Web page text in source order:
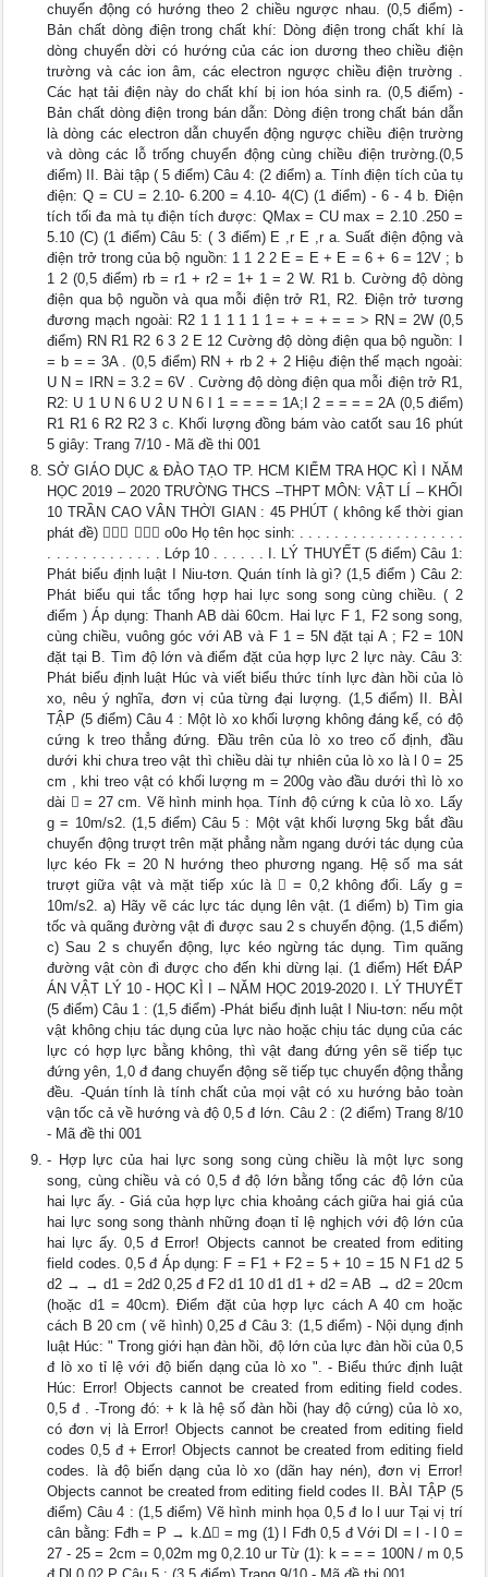
chuyển động có hướng theo 2 chiều ngược nhau. (0,5 điểm) -
Bản chất dòng điện trong chất khí: Dòng điện trong chất khí là
dòng chuyển dời có hướng của các ion dương theo chiều điện
trường và các ion âm, các electron ngược chiều điện trường .
Các hạt tải điện này do chất khí bị ion hóa sinh ra. (0,5 điểm) -
Bản chất dòng điện trong bán dẫn: Dòng điện trong chất bán dẫn
là dòng các electron dẫn chuyển động ngược chiều điện trường
và dòng các lỗ trống chuyển động cùng chiều điện trường.(0,5
điểm) II. Bài tập ( 5 điểm) Câu 4: (2 điểm) a. Tính điện tích của tụ
điện: Q = CU = 2.10- 6.200 = 4.10- 4(C) (1 điểm) - 6 - 4 b. Điện
tích tối đa mà tụ điện tích được: QMax = CU max = 2.10 .250 =
5.10 (C) (1 điểm) Câu 5: ( 3 điểm) E ,r E ,r a. Suất điện động và
điện trở trong của bộ nguồn: 1 1 2 2 E = E + E = 6 + 6 = 12V ; b
1 2 (0,5 điểm) rb = r1 + r2 = 1+ 1 = 2 W. R1 b. Cường độ dòng
điện qua bộ nguồn và qua mỗi điện trở R1, R2. Điện trở tương
đương mạch ngoài: R2 1 1 1 1 1 1 = + = + = = > RN = 2W (0,5
điểm) RN R1 R2 6 3 2 E 12 Cường độ dòng điện qua bộ nguồn: I
= b = = 3A . (0,5 điểm) RN + rb 2 + 2 Hiệu điện thế mạch ngoài:
U N = IRN = 3.2 = 6V . Cường độ dòng điện qua mỗi điện trở R1,
R2: U 1 U N 6 U 2 U N 6 I 1 = = = = 1A;I 2 = = = = 2A (0,5 điểm)
R1 R1 6 R2 R2 3 c. Khối lượng đồng bám vào catốt sau 16 phút
5 giây: Trang 7/10 - Mã đề thi 001
SỞ GIÁO DỤC & ĐÀO TẠO TP. HCM KIỂM TRA HỌC KÌ I NĂM
HỌC 2019 – 2020 TRƯỜNG THCS –THPT MÔN: VẬT LÍ – KHỐI
10 TRẦN CAO VÂN THỜI GIAN : 45 PHÚT ( không kể thời gian
phát đề)   o0o Họ tên học sinh: . . . . . . . . . . . . . . . . . . .
. . . . . . . . . . . . . Lớp 10 . . . . . . I. LÝ THUYẾT (5 điểm) Câu 1:
Phát biểu định luật I Niu-tơn. Quán tính là gì? (1,5 điểm ) Câu 2:
Phát biểu qui tắc tổng hợp hai lực song song cùng chiều. ( 2
điểm ) Áp dụng: Thanh AB dài 60cm. Hai lực F 1, F2 song song,
cùng chiều, vuông góc với AB và F 1 = 5N đặt tại A ; F2 = 10N
đặt tại B. Tìm độ lớn và điểm đặt của hợp lực 2 lực này. Câu 3:
Phát biểu định luật Húc và viết biểu thức tính lực đàn hồi của lò
xo, nêu ý nghĩa, đơn vị của từng đại lượng. (1,5 điểm) II. BÀI
TẬP (5 điểm) Câu 4 : Một lò xo khối lượng không đáng kể, có độ
cứng k treo thẳng đứng. Đầu trên của lò xo treo cố định, đầu
dưới khi chưa treo vật thì chiều dài tự nhiên của lò xo là l 0 = 25
cm , khi treo vật có khối lượng m = 200g vào đầu dưới thì lò xo
dài  = 27 cm. Vẽ hình minh họa. Tính độ cứng k của lò xo. Lấy
g = 10m/s2. (1,5 điểm) Câu 5 : Một vật khối lượng 5kg bắt đầu
chuyển động trượt trên mặt phẳng nằm ngang dưới tác dụng của
lực kéo Fk = 20 N hướng theo phương ngang. Hệ số ma sát
trượt giữa vật và mặt tiếp xúc là  = 0,2 không đổi. Lấy g =
10m/s2. a) Hãy vẽ các lực tác dụng lên vật. (1 điểm) b) Tìm gia
tốc và quãng đường vật đi được sau 2 s chuyển động. (1,5 điểm)
c) Sau 2 s chuyển động, lực kéo ngừng tác dụng. Tìm quãng
đường vật còn đi được cho đến khi dừng lại. (1 điểm) Hết ĐÁP
ÁN VẬT LÝ 10 - HỌC KÌ I – NĂM HỌC 2019-2020 I. LÝ THUYẾT
(5 điểm) Câu 1 : (1,5 điểm) -Phát biểu định luật I Niu-tơn: nếu một
vật không chịu tác dụng của lực nào hoặc chịu tác dụng của các
lực có hợp lực bằng không, thì vật đang đứng yên sẽ tiếp tục
đứng yên, 1,0 đ đang chuyển động sẽ tiếp tục chuyển động thẳng
đều. -Quán tính là tính chất của mọi vật có xu hướng bảo toàn
vận tốc cả về hướng và độ 0,5 đ lớn. Câu 2 : (2 điểm) Trang 8/10
- Mã đề thi 001
- Hợp lực của hai lực song song cùng chiều là một lực song
song, cùng chiều và có 0,5 đ độ lớn bằng tổng các độ lớn của
hai lực ấy. - Giá của hợp lực chia khoảng cách giữa hai giá của
hai lực song song thành những đoạn tỉ lệ nghịch với độ lớn của
hai lực ấy. 0,5 đ Error! Objects cannot be created from editing
field codes. 0,5 đ Áp dụng: F = F1 + F2 = 5 + 10 = 15 N F1 d2 5
d2 → → d1 = 2d2 0,25 đ F2 d1 10 d1 d1 + d2 = AB → d2 = 20cm
(hoặc d1 = 40cm). Điểm đặt của hợp lực cách A 40 cm hoặc
cách B 20 cm ( vẽ hình) 0,25 đ Câu 3: (1,5 điểm) - Nội dụng định
luật Húc: " Trong giới hạn đàn hồi, độ lớn của lực đàn hồi của 0,5
đ lò xo tỉ lệ với độ biến dạng của lò xo ". - Biểu thức định luật
Húc: Error! Objects cannot be created from editing field codes.
0,5 đ . -Trong đó: + k là hệ số đàn hồi (hay độ cứng) của lò xo,
có đơn vị là Error! Objects cannot be created from editing field
codes 0,5 đ + Error! Objects cannot be created from editing field
codes. là độ biến dạng của lò xo (dãn hay nén), đơn vị Error!
Objects cannot be created from editing field codes II. BÀI TẬP (5
điểm) Câu 4 : (1,5 điểm) Vẽ hình minh họa 0,5 đ lo l uur Tại vị trí
cân bằng: Fđh = P → k.∆ = mg (1) l Fđh 0,5 đ Với Dl = l - l 0 =
27 - 25 = 2cm = 0,02m mg 0,2.10 ur Từ (1): k = = = 100N / m 0,5